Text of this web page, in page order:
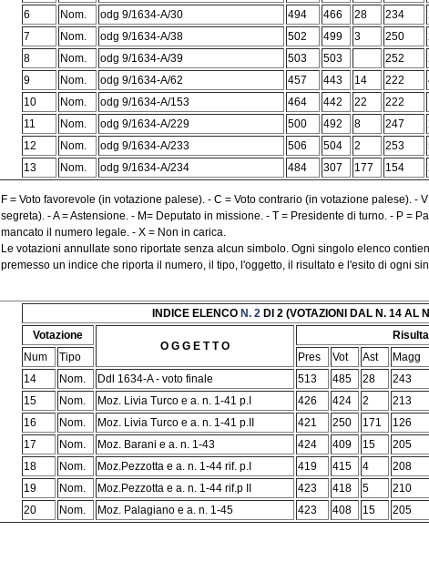
6
Nom. odg 9/1634-A/30 494 466 28 234
7
Nom. odg 9/1634-A/38 502 499 3 250
8
Nom. odg 9/1634-A/39 503 503 252
9
Nom. odg 9/1634-A/62 457 443 14 222
10
Nom. odg 9/1634-A/153 464 442 22 222
11
Nom. odg 9/1634-A/229 500 492 8 247
12
Nom. odg 9/1634-A/233 506 504 2 253
13
Nom. odg 9/1634-A/234 484 307 177 154
F = Voto favorevole (in votazione palese). - C = Voto contrario (in votazione palese). -
segreta). - A = Astensione. - M= Deputato in missione. - T = Presidente di turno. - P =
mancato il numero legale. - X = Non in carica.
Le votazioni annullate sono riportate senza alcun simbolo. Ogni singolo elenco
premesso un indice che riporta il numero, il tipo, l'oggetto, il risultato e l'esito di ogni
INDICE ELENCO N. 2 DI 2 (VOTAZIONI DAL N. 14 AL
Votazione
O G G E T T O
Num
Tipo Pres Vot Ast Magg
14
Nom. Ddl 1634-A - voto finale 513 485 28 243
15
Nom. Moz. Livia Turco e a. n. 1-41 p.I 426 424 2 213
16
Nom. Moz. Livia Turco e a. n. 1-41 p.II 421 250 171 126
17
Nom. Moz. Barani e a. n. 1-43 424 409 15 205
18
Nom. Moz.Pezzotta e a. n. 1-44 rif. p.I 419 415 4 208
19
Nom. Moz.Pezzotta e a. n. 1-44 rif.p II 423 418 5 210
20
Nom. Moz. Palagiano e a. n. 1-45 423 408 15 205